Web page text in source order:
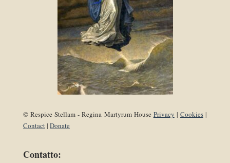
© Respice Stellam - Regina Martyrum House Privacy | Cookies|
Contact| Donate
Contatto: